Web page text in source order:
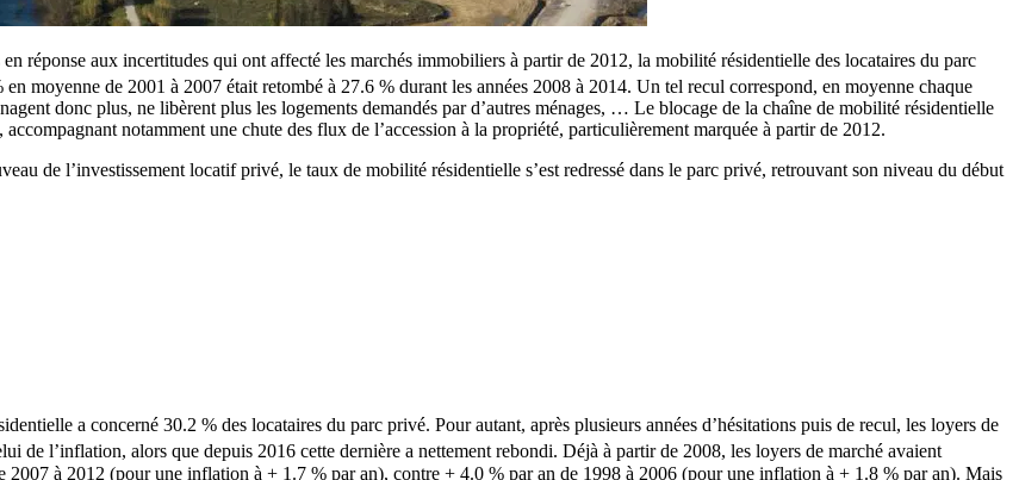
réponse aux incertitudes qui ont affecté les marchés immobiliers à partir de 2012, la mobilité résidentielle des locataires du parc
moyenne de 2001 à 2007 était retombé à 27.6 % durant les années 2008 à 2014. Un tel recul correspond, en moyenne chaque
donc plus, ne libèrent plus les logements demandés par d’autres ménages, … Le blocage de la chaîne de mobilité résidentielle
notamment une chute des flux de l’accession à la propriété, particulièrement marquée à partir de 2012.
de l’investissement locatif privé, le taux de mobilité résidentielle s’est redressé dans le parc privé, retrouvant son niveau du début
a concerné 30.2 % des locataires du parc privé. Pour autant, après plusieurs années d’hésitations puis de recul, les loyers de
de l’inflation, alors que depuis 2016 cette dernière a nettement rebondi. Déjà à partir de 2008, les loyers de marché avaient
2007 à 2012 (pour une inflation à + 1.7 % par an), contre + 4.0 % par an de 1998 à 2006 (pour une inflation à + 1.8 % par an). Mais